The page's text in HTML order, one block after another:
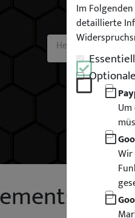
Hersteller:
Im
detaillierte